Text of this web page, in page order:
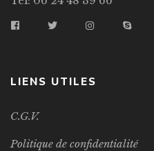
LIENS UTILES
C.G.V.
Politique de confidentialité